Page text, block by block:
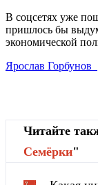
В соцсетях уже
пришлось бы
экономической
Ярослав Горбунов
Читайте
Cемёрки"